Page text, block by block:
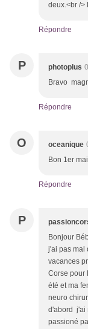
deux.<br />
Répondre
P photoplus
Bravo
Répondre
O oceanique
Bon 1er
Répondre
P
Bonjour
j'ai pas mal
vacances
Corse pour
été et ma
neuro
d'abord j'ai
passioné